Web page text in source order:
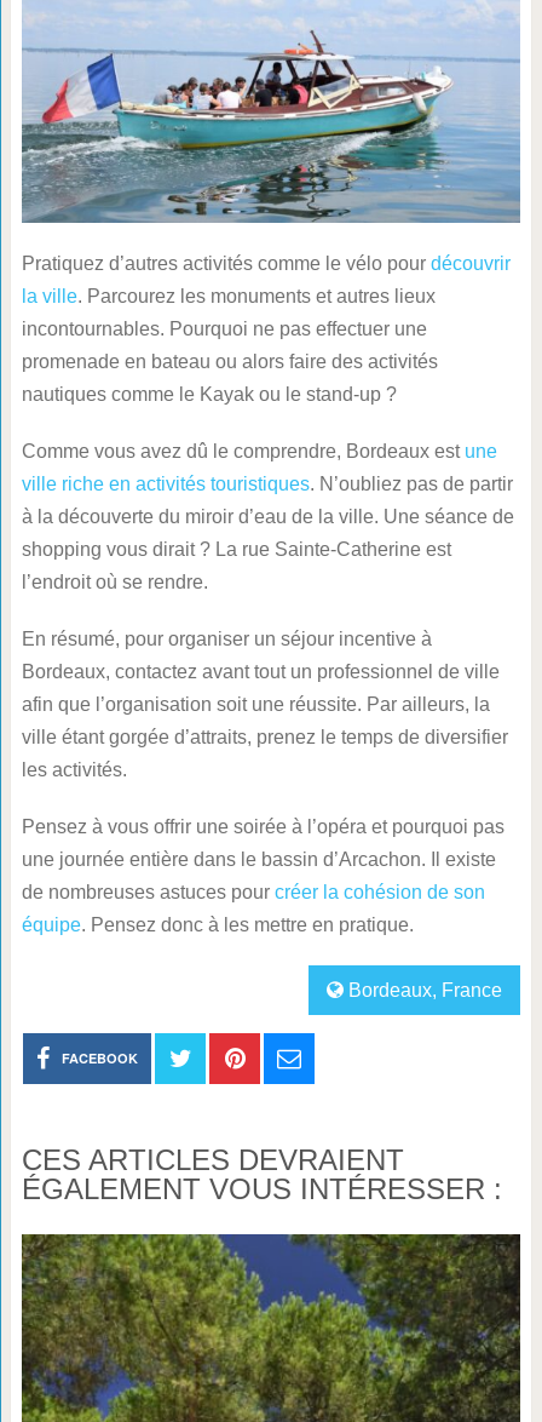
Pratiquez d’autres activités comme le vélo pour découvrir
la ville. Parcourez les monuments et autres lieux
incontournables. Pourquoi ne pas effectuer une
promenade en bateau ou alors faire des activités
nautiques comme le Kayak ou le stand-up ?
Comme vous avez dû le comprendre, Bordeaux est une
ville riche en activités touristiques. N’oubliez pas de partir
à la découverte du miroir d’eau de la ville. Une séance de
shopping vous dirait ? La rue Sainte-Catherine est
l’endroit où se rendre.
En résumé, pour organiser un séjour incentive à
Bordeaux, contactez avant tout un professionnel de ville
afin que l’organisation soit une réussite. Par ailleurs, la
ville étant gorgée d’attraits, prenez le temps de diversifier
les activités.
Pensez à vous offrir une soirée à l’opéra et pourquoi pas
une journée entière dans le bassin d’Arcachon. Il existe
de nombreuses astuces pour créer la cohésion de son
équipe. Pensez donc à les mettre en pratique.
Bordeaux, France
FACEBOOK
CES ARTICLES DEVRAIENT
ÉGALEMENT VOUS INTÉRESSER :